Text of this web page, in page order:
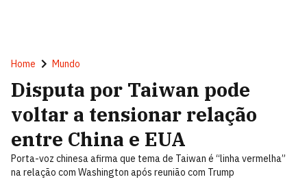
Home Mundo
Disputa por Taiwan pode
voltar a tensionar relação
entre China e EUA
Porta-voz chinesa afirma que tema de Taiwan é “linha vermelha”
na relação com Washington após reunião com Trump